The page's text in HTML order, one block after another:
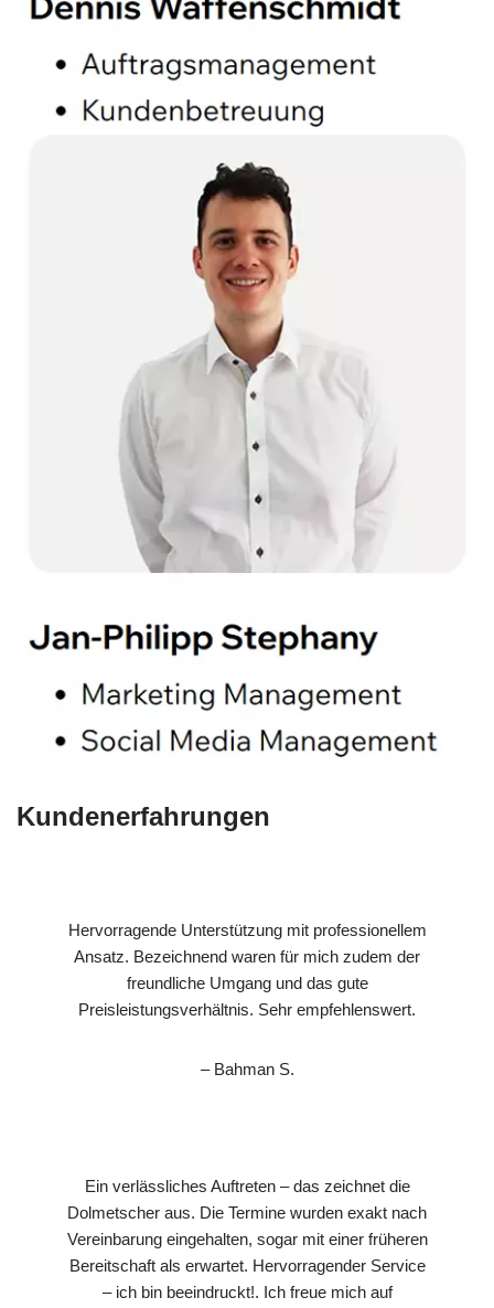
Kundenerfahrungen
Hervorragende Unterstützung mit professionellem
Ansatz. Bezeichnend waren für mich zudem der
freundliche Umgang und das gute
Preisleistungsverhältnis. Sehr empfehlenswert.
– Bahman S.
Ein verlässliches Auftreten – das zeichnet die
Dolmetscher aus. Die Termine wurden exakt nach
Vereinbarung eingehalten, sogar mit einer früheren
Bereitschaft als erwartet. Hervorragender Service
– ich bin beeindruckt!. Ich freue mich auf